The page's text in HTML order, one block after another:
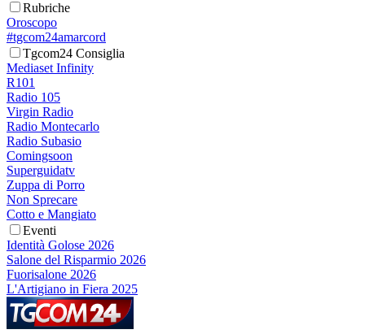
Rubriche
Oroscopo
#tgcom24amarcord
Tgcom24 Consiglia
Mediaset Infinity
R101
Radio 105
Virgin Radio
Radio Montecarlo
Radio Subasio
Comingsoon
Superguidatv
Zuppa di Porro
Non Sprecare
Cotto e Mangiato
Eventi
Identità Golose 2026
Salone del Risparmio 2026
Fuorisalone 2026
L'Artigiano in Fiera 2025